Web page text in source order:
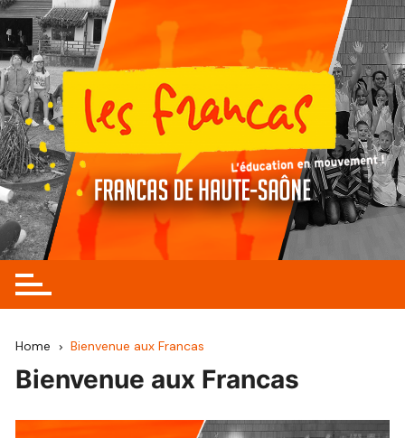
Skip
to
content
Home Bienvenue aux Francas
Bienvenue aux Francas